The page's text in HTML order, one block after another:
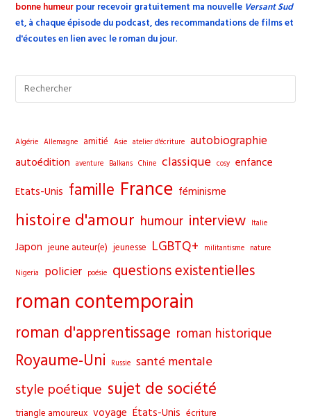
bonne humeur pour recevoir gratuitement ma nouvelle Versant Sud
et, à chaque épisode du podcast, des recommandations de films et
d'écoutes en lien avec le roman du jour.
Algérie Allemagne amitié Asie atelier d'écriture autobiographie
autoédition aventure Balkans Chine classique cosy
enfance
Etats-Unis famille France féminisme
histoire d'amour humour interview Italie
Japon jeune auteur(e) jeunesse LGBTQ+ militantisme nature
Nigeria policier poésie questions existentielles
roman contemporain
roman d'apprentissage roman historique
Royaume-Uni Russie santé mentale
style poétique sujet de société
triangle amoureux voyage États-Unis écriture